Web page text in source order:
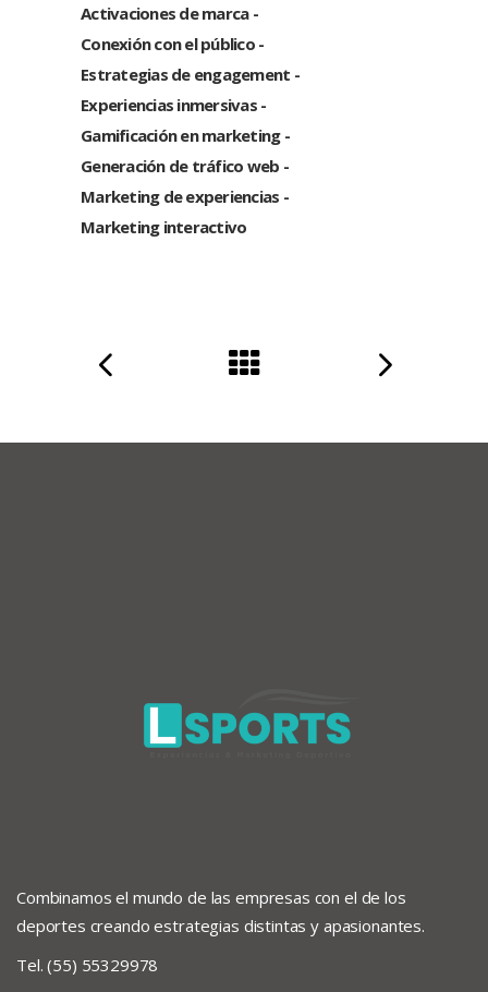
Activaciones de marca
Conexión con el público
Estrategias de engagement
Experiencias inmersivas
Gamificación en marketing
Generación de tráfico web
Marketing de experiencias
Marketing interactivo
Combinamos el mundo de las empresas con el de los
deportes creando estrategias distintas y apasionantes.
Tel. (55) 55329978